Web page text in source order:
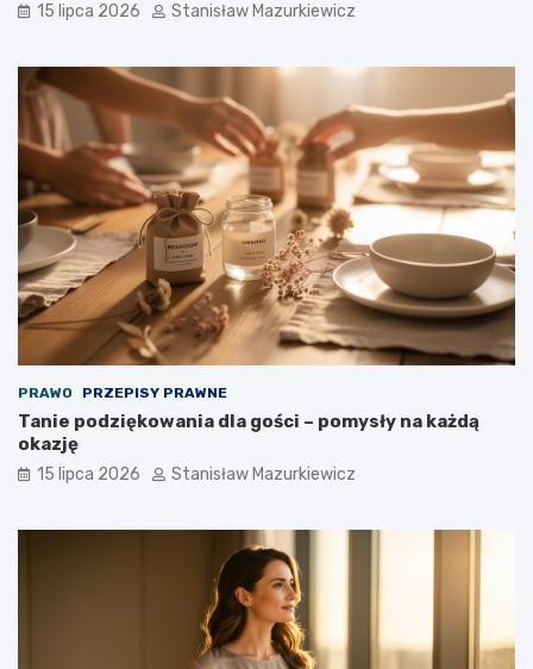
15 lipca 2026 Stanisław Mazurkiewicz
PRAWO PRZEPISY PRAWNE
Tanie podziękowania dla gości – pomysły na każdą
okazję
15 lipca 2026 Stanisław Mazurkiewicz